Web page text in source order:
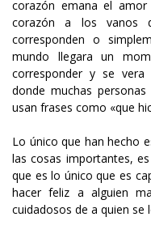
corazón emana el
corazón a los vanos
corresponden o
mundo llegara un
corresponder y se vera
donde muchas
usan frases como «que
Lo único que han hecho
las cosas importantes,
que es lo único que es
hacer feliz a alguien
cuidadosos de a quien se